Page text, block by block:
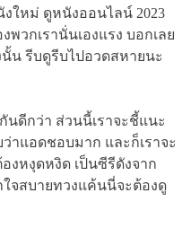
ใหม่ ดูหนังออนไลน์ 2023
พวกเรานั่นเองแรง บอกเลย
นั้น รีบดูรีบไปอวดสหายนะ
นดีกว่า ส่วนนี้เราจะชี้แนะ
ว่าแอดชอบมาก และก็เราจะ
งหงุดหงิด เป็นซีรีดังจาก
จสบายทวงแค้นนี่จะต้องดู